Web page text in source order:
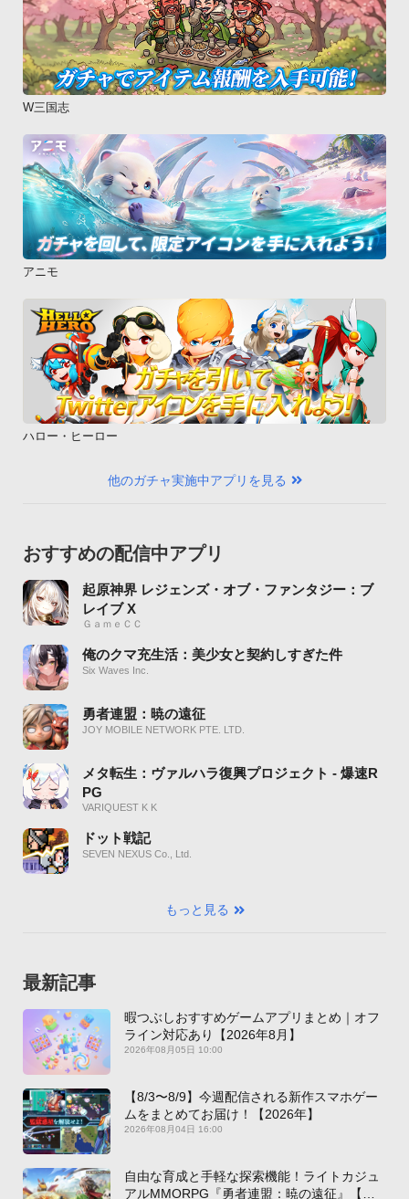
W三国志
アニモ
ハロー・ヒーロー
他のガチャ実施中アプリを見る
おすすめの配信中アプリ
起原神界 レジェンズ・オブ・ファンタジー：ブ
レイブ X
ＧａｍｅＣＣ
俺のクマ充生活：美少女と契約しすぎた件
Six Waves Inc.
勇者連盟：暁の遠征
JOY MOBILE NETWORK PTE. LTD.
メタ転生：ヴァルハラ復興プロジェクト - 爆速R
PG
VARIQUEST K K
ドット戦記
SEVEN NEXUS Co., Ltd.
もっと見る
最新記事
暇つぶしおすすめゲームアプリまとめ｜オフ
ライン対応あり【2026年8月】
2026年08月05日 10:00
【8/3〜8/9】今週配信される新作スマホゲー
ムをまとめてお届け！【2026年】
2026年08月04日 16:00
自由な育成と手軽な探索機能！ライトカジュ
アルMMORPG『勇者連盟：暁の遠征』【最